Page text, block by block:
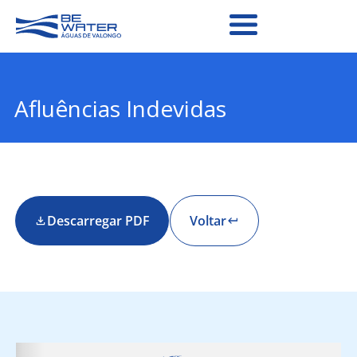
Afluências Indevidas
Descarregar PDF Voltar